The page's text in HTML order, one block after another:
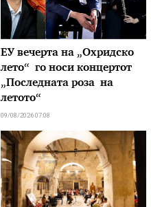
ЕУ вечерта на „Охридско
лето“ го носи концертот
„Последната роза на
летото“
09/08/2026 07:08